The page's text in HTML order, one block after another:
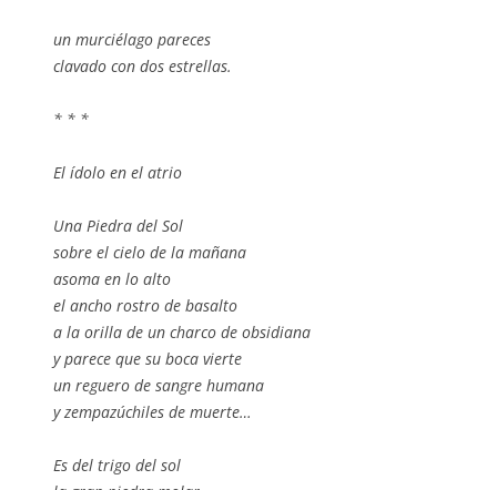
un murciélago pareces
clavado con dos estrellas.
* * *
El ídolo en el atrio
Una Piedra del Sol
sobre el cielo de la mañana
asoma en lo alto
el ancho rostro de basalto
a la orilla de un charco de obsidiana
y parece que su boca vierte
un reguero de sangre humana
y zempazúchiles de muerte…
Es del trigo del sol